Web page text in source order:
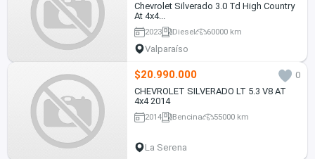
Chevrolet Silverado 3.0 Td High Country
At 4x4...
2023 Diesel 60000 km
Valparaíso
$20.990.000
0
CHEVROLET SILVERADO LT 5.3 V8 AT
4x4 2014
2014 Bencina 55000 km
La Serena